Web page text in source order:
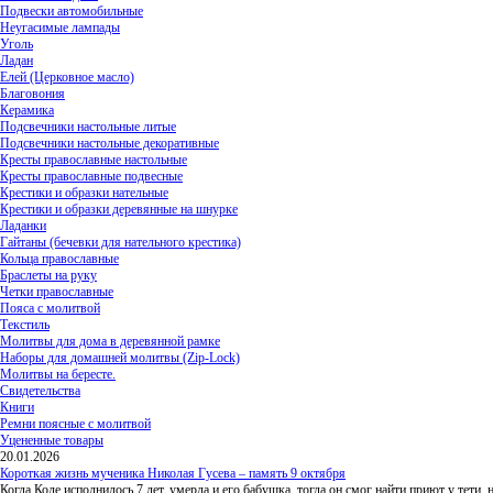
Подвески автомобильные
Неугасимые лампады
Уголь
Ладан
Елей (Церковное масло)
Благовония
Керамика
Подсвечники настольные литые
Подсвечники настольные декоративные
Кресты православные настольные
Кресты православные подвесные
Крестики и образки нательные
Крестики и образки деревянные на шнурке
Ладанки
Гайтаны (бечевки для нательного крестика)
Кольца православные
Браслеты на руку
Четки православные
Пояса с молитвой
Текстиль
Молитвы для дома в деревянной рамке
Наборы для домашней молитвы (Zip-Lock)
Молитвы на бересте.
Свидетельства
Книги
Ремни поясные с молитвой
Уцененные товары
20.01.2026
Короткая жизнь мученика Николая Гусева – память 9 октября
Когда Коле исполнилось 7 лет, умерла и его бабушка, тогда он смог найти приют у